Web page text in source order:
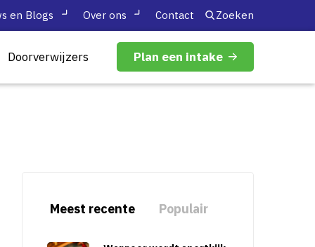
en Blogs Over ons Contact Zoeken
Doorverwijzers Plan een intake
Meest recente Populair